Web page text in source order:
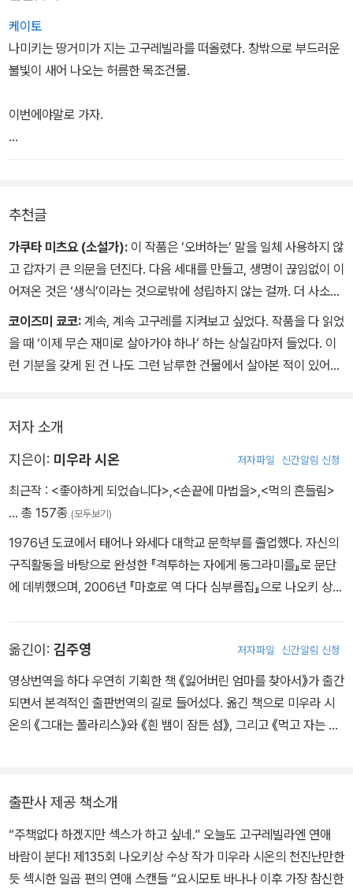
갑작스레 강렬한 성욕에 사로잡힌 주인 할아버지 고구레, 전철역 기
둥에 달린 남근 형태의 물체를 보고 기묘한 동질감을 느끼는 야쿠자
두목과 애견 미용사 아가씨, 커피 맛으로 남편의 외도를 눈치챈 아내
같은 조금은 이색적인 '성' 이야기들을 기발한 상상력과 유쾌한 재미
로 담아냈다.
케이토
나미키는 땅거미가 지는 고구레빌라를 떠올렸다. 창밖으로 부드러운
불빛이 새어 나오는 허름한 목조건물.
이번에야말로 가자.
당신이 좋습니다. 당신과 함께 하고 싶습니다.
추천글
가쿠타 미츠요 (소설가): 이 작품은 ‘오버하는’ 말을 일체 사용하지 않
고 갑자기 큰 의문을 던진다. 다음 세대를 만들고, 생명이 끊임없이 이
어져온 것은 ‘생식’이라는 것으로밖에 성립하지 않는 걸까. 더 사소한
것, 작은 것, 스쳐 지나치는 것들이 우리를 살리고, 또 다음 생명으로
이어지는 것은 아닐까.
코이즈미 쿄코: 계속, 계속 고구레를 지켜보고 싶었다. 작품을 다 읽었
을 때 ‘이제 무슨 재미로 살아가야 하나’ 하는 상실감마저 들었다. 이
런 기분을 갖게 된 건 나도 그런 남루한 건물에서 살아본 적이 있어서
저자 소개
지은이: 미우라 시온 저자파일 신간알림 신청
최근작 : <좋아하게 되었습니다>,<손끝에 마법을>,<먹의 흔들림>
… 총 157종 (모두보기)
1976년 도쿄에서 태어나 와세다 대학교 문학부를 졸업했다. 자신의
구직활동을 바탕으로 완성한 『격투하는 자에게 동그라미를』로 문단
에 데뷔했으며, 2006년 『마호로 역 다다 심부름집』으로 나오키 상
작가가 되었다. 2015년에는 『그 집에 사는 네 여자』로 오다사쿠노스
케 상을 수상했으며, 2018년에는 『노노하나 통신』으로 시마세 연애
문학상과 가와이하야오 이야기상을 수상했다. 2019년에는 『사랑 없
는 세계』로 일본식물학회 특별상을 수상하고 서점대상 최종 후보에
옮긴이: 김주영 저자파일 신간알림 신청
영상번역을 하다 우연히 기획한 책 《잃어버린 엄마를 찾아서》가 출간
되면서 본격적인 출판번역의 길로 들어섰다. 옮긴 책으로 미우라 시
온의 《그대는 폴라리스》와 《흰 뱀이 잠든 섬》, 그리고 《먹고 자는 곳
출판사 제공 책소개
“주책없다 하겠지만 섹스가 하고 싶네.” 오늘도 고구레빌라엔 연애
바람이 분다! 제135회 나오키상 수상 작가 미우라 시온의 천진난만한
듯 섹시한 일곱 편의 연애 스캔들 “요시모토 바나나 이후 가장 참신한